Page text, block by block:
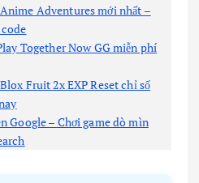
Adventures mới nhất –
Together Now GG miễn phí
Fruit 2x EXP Reset chỉ số
Google – Chơi game dò mìn